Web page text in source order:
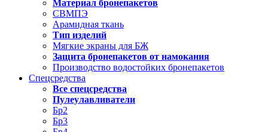
Материал бронепакетов
СВМПЭ
Арамидная ткань
Тип изделий
Мягкие экраны для БЖ
Защита бронепакетов от намокания
Производство водостойких бронепакетов
Спецсредства
Все спецсредства
Пулеулавливатели
Бр2
Бр3